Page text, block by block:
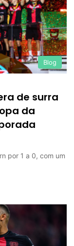
Blog
de surra
da
por 1 a 0, com um